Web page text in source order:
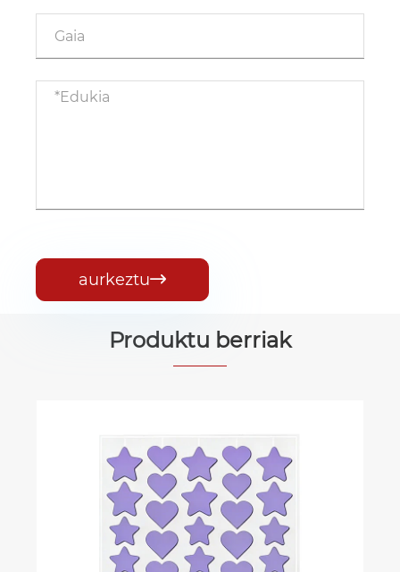
aurkeztu
Produktu berriak
Erdi osteko iragazgaitza azalaren
koloreko orbain-adabakiak
Gehiago ikusi >>